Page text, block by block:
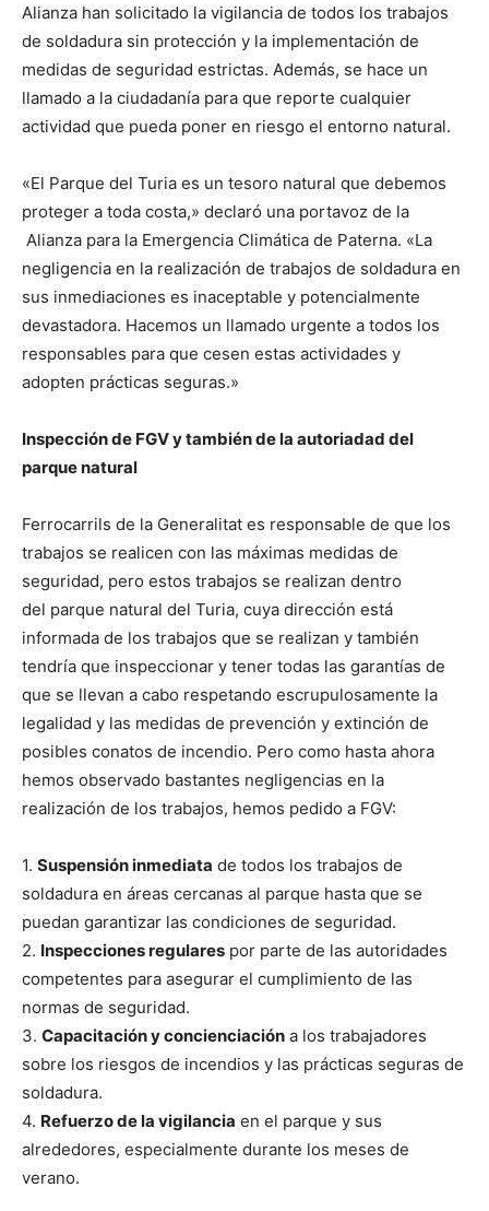
Alianza han solicitado la vigilancia de todos los trabajos
de soldadura sin protección y la implementación de
medidas de seguridad estrictas. Además, se hace un
llamado a la ciudadanía para que reporte cualquier
actividad que pueda poner en riesgo el entorno natural.
«El Parque del Turia es un tesoro natural que debemos
proteger a toda costa,» declaró una portavoz de la
Alianza para la Emergencia Climática de Paterna. «La
negligencia en la realización de trabajos de soldadura en
sus inmediaciones es inaceptable y potencialmente
devastadora. Hacemos un llamado urgente a todos los
responsables para que cesen estas actividades y
adopten prácticas seguras.»
Inspección de FGV y también de la autoriadad del
parque natural
Ferrocarrils de la Generalitat es responsable de que los
trabajos se realicen con las máximas medidas de
seguridad, pero estos trabajos se realizan dentro
del parque natural del Turia, cuya dirección está
informada de los trabajos que se realizan y también
tendría que inspeccionar y tener todas las garantías de
que se llevan a cabo respetando escrupulosamente la
legalidad y las medidas de prevención y extinción de
posibles conatos de incendio. Pero como hasta ahora
hemos observado bastantes negligencias en la
realización de los trabajos, hemos pedido a FGV:
1. Suspensión inmediata de todos los trabajos de
soldadura en áreas cercanas al parque hasta que se
puedan garantizar las condiciones de seguridad.
2. Inspecciones regulares por parte de las autoridades
competentes para asegurar el cumplimiento de las
normas de seguridad.
3. Capacitación y concienciación a los trabajadores
sobre los riesgos de incendios y las prácticas seguras de
soldadura.
4. Refuerzo de la vigilancia en el parque y sus
alrededores, especialmente durante los meses de
verano.